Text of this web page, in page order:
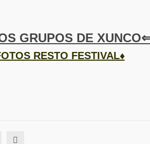
GRUPOS DE
RESTO FESTIVAL♦